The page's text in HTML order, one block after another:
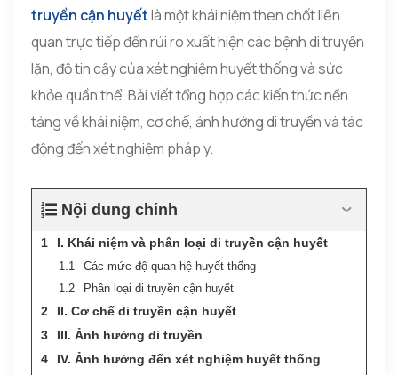
truyền cận huyếtlà một khái niệm then chốt liên
quan trực tiếp đến rủi ro xuất hiện các bệnh di truyền
lặn, độ tin cậy của xét nghiệm huyết thống và sức
khỏe quần thể. Bài viết tổng hợp các kiến thức nền
tảng về khái niệm, cơ chế, ảnh hưởng di truyền và tác
động đến xét nghiệm pháp y.
Nội dung chính
I. Khái niệm và phân loại di truyền cận huyết
Các mức độ quan hệ huyết thống
Phân loại di truyền cận huyết
II. Cơ chế di truyền cận huyết
III. Ảnh hưởng di truyền
IV. Ảnh hưởng đến xét nghiệm huyết thống